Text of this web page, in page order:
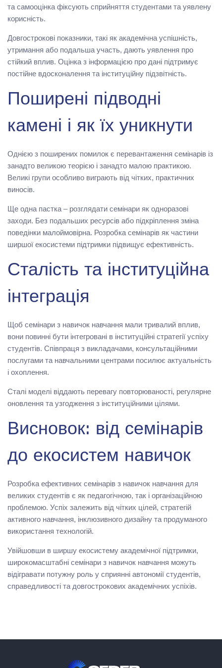
та самооцінка фіксують сприйняття студентами та уявлену
корисність.
Довгострокові показники, такі як академічна успішність,
утримання або подальша участь, дають уявлення про
стійкий вплив. Оцінка з інформацією про дані підтримує
постійне вдосконалення та інституційну підзвітність.
Поширені підводні
камені і як їх уникнути
Однією з поширених помилок є перевантаження семінарів із
занадто великою теорією і занадто малою практикою.
Великі групи особливо виграють від чітких, практичних
виносів.
Ще одна пастка – розглядати семінари як одноразові
заходи. Без подальших ресурсів або підкріплення зміна
поведінки малоймовірна. Розробка семінарів як частини
ширшої екосистеми підтримки підвищує ефективність.
Сталість та інституційна
інтеграція
Щоб семінари з навичок навчання мали тривалий вплив,
вони повинні бути інтегровані в інституційні стратегії успіху
студентів. Співпраця з викладачами, консультаційними
послугами та навчальними центрами посилює актуальність
і охоплення.
Сталі моделі віддають перевагу повторюваності, регулярне
оновлення та узгодження з інституційними цілями.
Висновок: від семінарів
до екосистем навичок
Розробка ефективних семінарів з навичок навчання для
великих студентів є як педагогічною, так і організаційною
проблемою. Успіх залежить від чітких цілей, стратегій
активного навчання, інклюзивного дизайну та продуманого
використання технологій.
Увійшовши в ширшу екосистему академічної підтримки,
широкомасштабні семінари з навичок навчання можуть
відігравати потужну роль у сприянні автономії студентів,
справедливості та довгострокових академічних успіхів.